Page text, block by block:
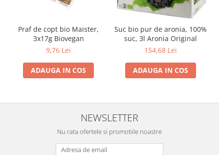
Praf de copt bio Maister,
3x17g Biovegan
9,76 Lei
ADAUGA IN COS
Suc bio pur de aronia, 100%
suc, 3l Aronia Original
154,68 Lei
ADAUGA IN COS
NEWSLETTER
Nu rata ofertele si promotiile noastre